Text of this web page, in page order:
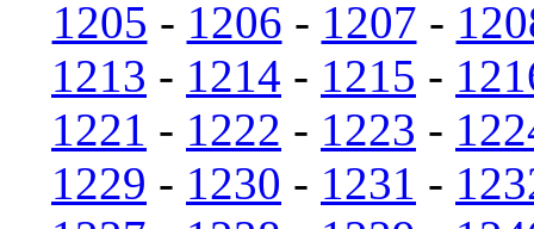
1205 - 1206 - 1207 -
1213 - 1214 - 1215 -
1221 - 1222 - 1223 -
1229 - 1230 - 1231 -